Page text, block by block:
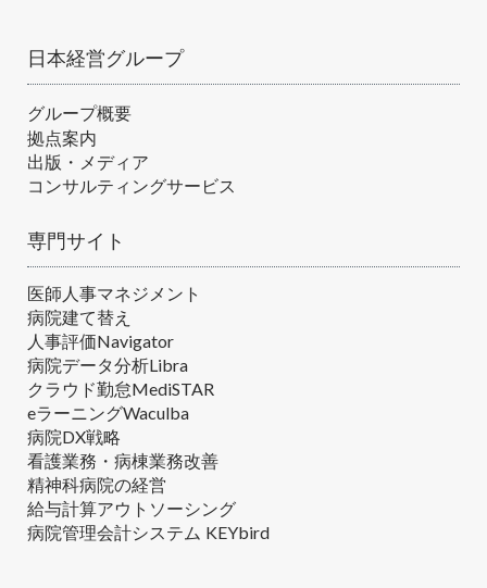
日本経営グループ
グループ概要
拠点案内
出版・メディア
コンサルティングサービス
専門サイト
医師人事マネジメント
病院建て替え
人事評価Navigator
病院データ分析Libra
クラウド勤怠MediSTAR
eラーニングWaculba
病院DX戦略
看護業務・病棟業務改善
精神科病院の経営
給与計算アウトソーシング
病院管理会計システム KEYbird